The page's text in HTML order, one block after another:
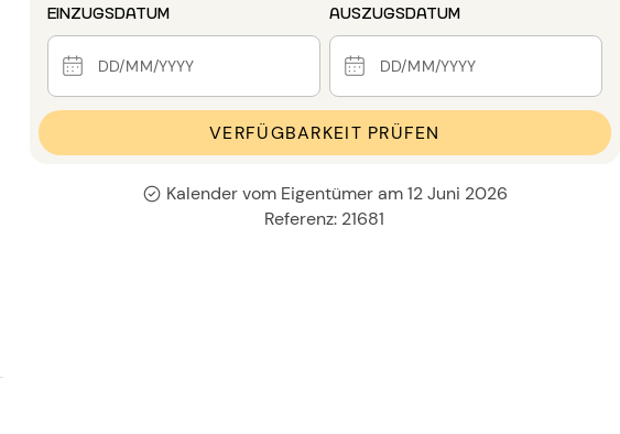
EINZUGSDATUM AUSZUGSDATUM
VERFÜGBARKEIT PRÜFEN
Kalender vom Eigentümer am 12 Juni 2026
Referenz: 21681